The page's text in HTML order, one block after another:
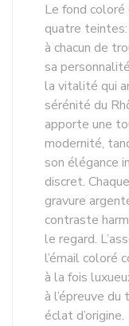
Le fond
quatre
à chacun de
sa
la vitalité qui
sérénité du
apporte une
modernité,
son élégance
discret.
gravure
contraste
le regard.
l’émail coloré
à la fois
à l’épreuve
éclat d’origine.